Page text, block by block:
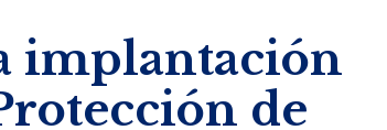
implantación
de